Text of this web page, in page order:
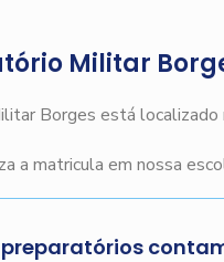
Militar
Borges está
a matricula em nossa
preparatórios